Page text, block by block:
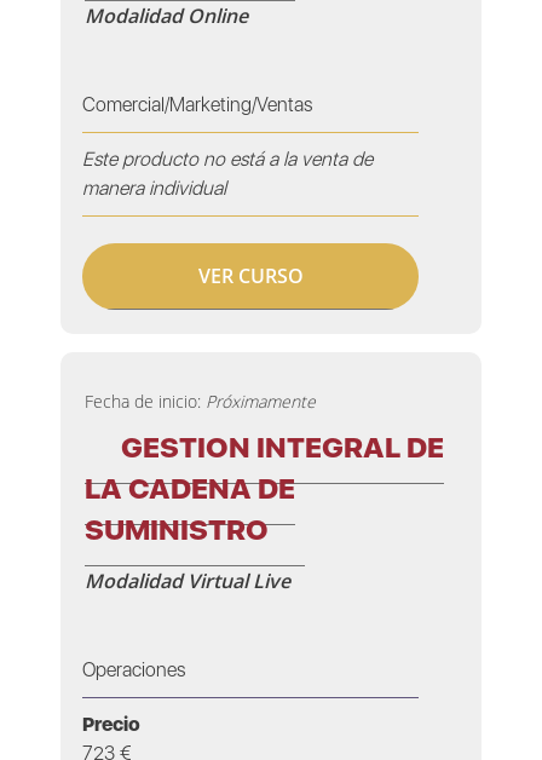
Modalidad Online
Comercial/Marketing/Ventas
Este producto no está a la venta de
manera individual
VER CURSO
Fecha de inicio: Próximamente
GESTION INTEGRAL DE
LA CADENA DE
SUMINISTRO
Modalidad Virtual Live
Operaciones
Precio
723 €